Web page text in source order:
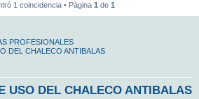
r
1 coincidencia • Página 1de 1
PROFESIONALES
DEL CHALECO ANTIBALAS
USO DEL CHALECO ANTIBALAS